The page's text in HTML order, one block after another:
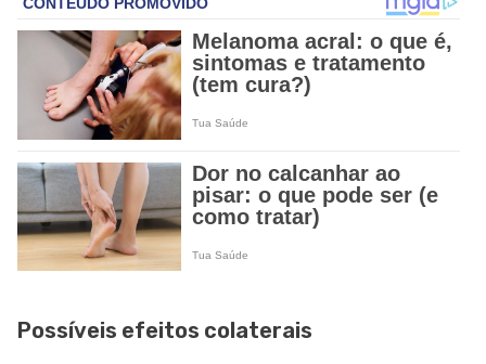
Possíveis efeitos colaterais